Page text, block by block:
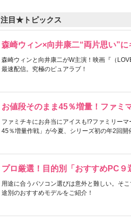
注目★トピックス
森崎ウィン×向井康二“両片思い”
森崎ウィンと向井康二がW主演！映画『（
最速配信。究極のピュアラブ！
お値段そのまま45％増量！ファミ
ファミチキにお弁当にアイスも!?ファミリー
45％増量作戦」が今夏、シリーズ初の年2回開
プロ厳選！目的別「おすすめPC９
用途に合うパソコン選びは意外と難しい。そ
途別のおすすめモデルをご紹介！